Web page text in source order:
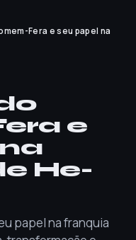
Fera e seu papel na
e
He-
papel na franquia